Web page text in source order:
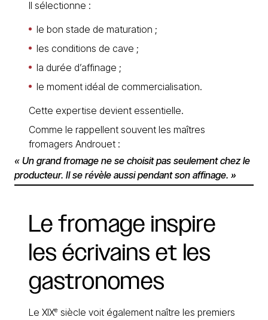
Il sélectionne :
le bon stade de maturation ;
les conditions de cave ;
la durée d’affinage ;
le moment idéal de commercialisation.
Cette expertise devient essentielle.
Comme le rappellent souvent les maîtres
fromagers Androuet :
« Un grand fromage ne se choisit pas seulement chez le
producteur. Il se révèle aussi pendant son affinage. »
Le fromage inspire
les écrivains et les
gastronomes
Le XIXᵉ siècle voit également naître les premiers